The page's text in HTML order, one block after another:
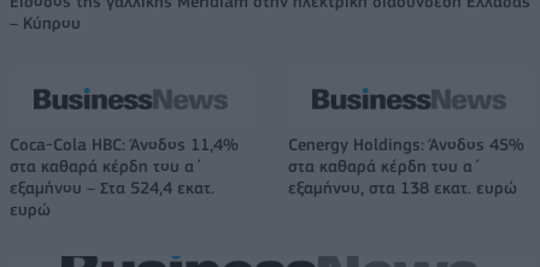
– Κύπρου
Coca-Cola HBC: Άνοδος 11,4%
στα καθαρά κέρδη του α΄
εξαμήνου – Στα 524,4 εκατ.
ευρώ
Cenergy Holdings: Άνοδος 45%
στα καθαρά κέρδη του α΄
εξαμήνου, στα 138 εκατ. ευρώ